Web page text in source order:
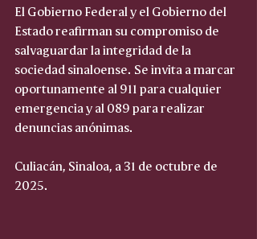
El Gobierno Federal y el Gobierno del
Estado reafirman su compromiso de
salvaguardar la integridad de la
sociedad sinaloense. Se invita a marcar
oportunamente al 911 para cualquier
emergencia y al 089 para realizar
denuncias anónimas.
Culiacán, Sinaloa, a 31 de octubre de
2025.